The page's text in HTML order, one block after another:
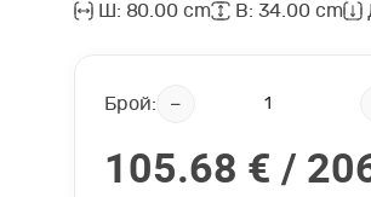
Ш: 80.00 cm В: 34.00 cm
Брой:
105.68 € /